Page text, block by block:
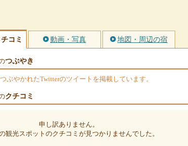
コミ 動画・写真 地図・周辺の宿
つぶやき
ぶやかれたTwitterのツイートを掲載しています。
クチコミ
申し訳ありません。
観光スポットのクチコミが見つかりませんでした。